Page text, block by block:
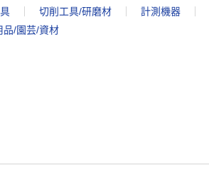
切削工具/研磨材 計測機器
品/園芸/資材